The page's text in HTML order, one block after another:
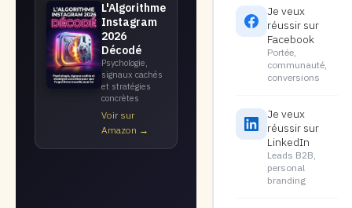
L'Algorithme
Instagram
2026
Décodé
Psychologie,
signaux cachés
et stratégies
concrètes
Voir sur
Amazon →
Je veux
réussir sur
Facebook
Portée,
communauté,
conversions
Je veux
réussir sur
LinkedIn
Leads B2B,
personal
branding